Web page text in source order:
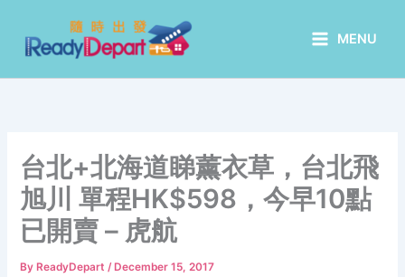
content
MENU
台北+北海道睇薰衣草，台北飛
旭川 單程HK$598，今早10點
已開賣 – 虎航
By ReadyDepart/ December 15, 2017